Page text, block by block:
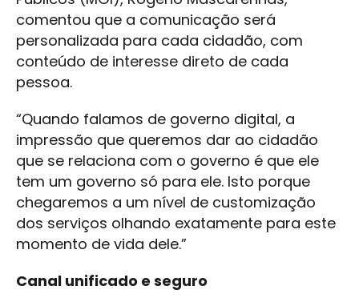
comentou que a comunicação será
personalizada para cada cidadão, com
conteúdo de interesse direto de cada
pessoa.
“Quando falamos de governo digital, a
impressão que queremos dar ao cidadão
que se relaciona com o governo é que ele
tem um governo só para ele. Isto porque
chegaremos a um nível de customização
dos serviços olhando exatamente para este
momento de vida dele.”
Canal unificado e seguro